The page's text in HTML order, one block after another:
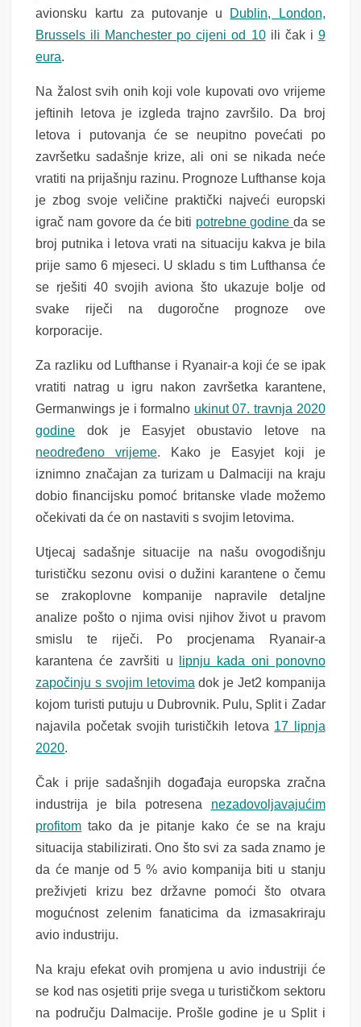
avionsku kartu za putovanje u Dublin, London,
Brussels ili Manchester po cijeni od 10ili čak i 9
eura.
Na žalost svih onih koji vole kupovati ovo vrijeme
jeftinih letova je izgleda trajno završilo. Da broj
letova i putovanja će se neupitno povećati po
završetku sadašnje krize, ali oni se nikada neće
vratiti na prijašnju razinu. Prognoze Lufthanse koja
je zbog svoje veličine praktički najveći europski
igrač nam govore da će biti potrebne godine da se
broj putnika i letova vrati na situaciju kakva je bila
prije samo 6 mjeseci. U skladu s tim Lufthansa će
se rješiti 40 svojih aviona što ukazuje bolje od
svake riječi na dugoročne prognoze ove
korporacije.
Za razliku od Lufthanse i Ryanair-a koji će se ipak
vratiti natrag u igru nakon završetka karantene,
Germanwings je i formalno ukinut 07. travnja 2020
godine dok je Easyjet obustavio letove na
neodređeno vrijeme. Kako je Easyjet koji je
iznimno značajan za turizam u Dalmaciji na kraju
dobio financijsku pomoć britanske vlade možemo
očekivati da će on nastaviti s svojim letovima.
Utjecaj sadašnje situacije na našu ovogodišnju
turističku sezonu ovisi o dužini karantene o čemu
se zrakoplovne kompanije napravile detaljne
analize pošto o njima ovisi njihov život u pravom
smislu te riječi. Po procjenama Ryanair-a
karantena će završiti u
lipnju kada oni ponovno
započinju s svojim letovima dok je Jet2 kompanija
kojom turisti putuju u Dubrovnik. Pulu, Split i Zadar
najavila početak svojih turističkih letova 17 lipnja
2020.
Čak i prije sadašnjih događaja europska zračna
industrija je bila potresena nezadovoljavajućim
profitom tako da je pitanje kako će se na kraju
situacija stabilizirati. Ono što svi za sada znamo je
da će manje od 5 % avio kompanija biti u stanju
preživjeti krizu bez državne pomoći što otvara
mogućnost zelenim fanaticima da izmasakriraju
avio industriju.
Na kraju efekat ovih promjena u avio industriji će
se kod nas osjetiti prije svega u turističkom sektoru
na području Dalmacije. Prošle godine je u Split i